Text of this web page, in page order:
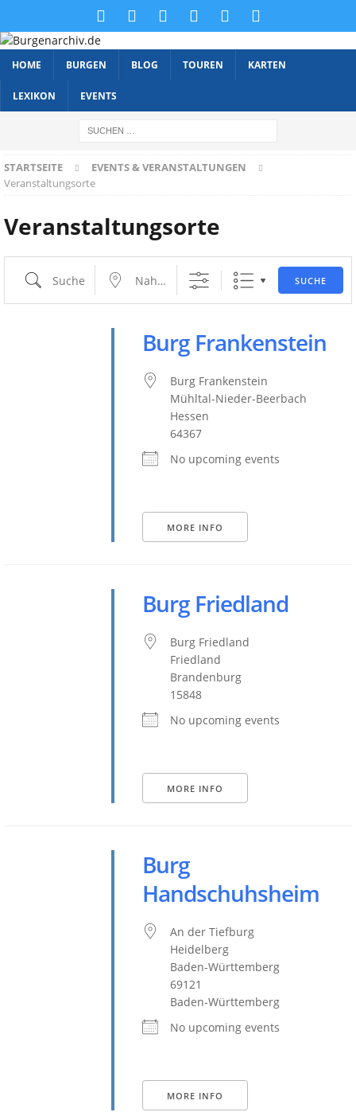
HOME BURGEN BLOG TOUREN KARTEN
LEXIKON EVENTS
STARTSEITE
EVENTS & VERANSTALTUNGEN
Veranstaltungsorte
Veranstaltungsorte
SUCHE
Burg Frankenstein
Burg Frankenstein
Mühltal-Nieder-Beerbach
Hessen
64367
No upcoming events
MORE INFO
Burg Friedland
Burg Friedland
Friedland
Brandenburg
15848
No upcoming events
MORE INFO
Burg
Handschuhsheim
An der Tiefburg
Heidelberg
Baden-Württemberg
69121
Baden-Württemberg
No upcoming events
MORE INFO